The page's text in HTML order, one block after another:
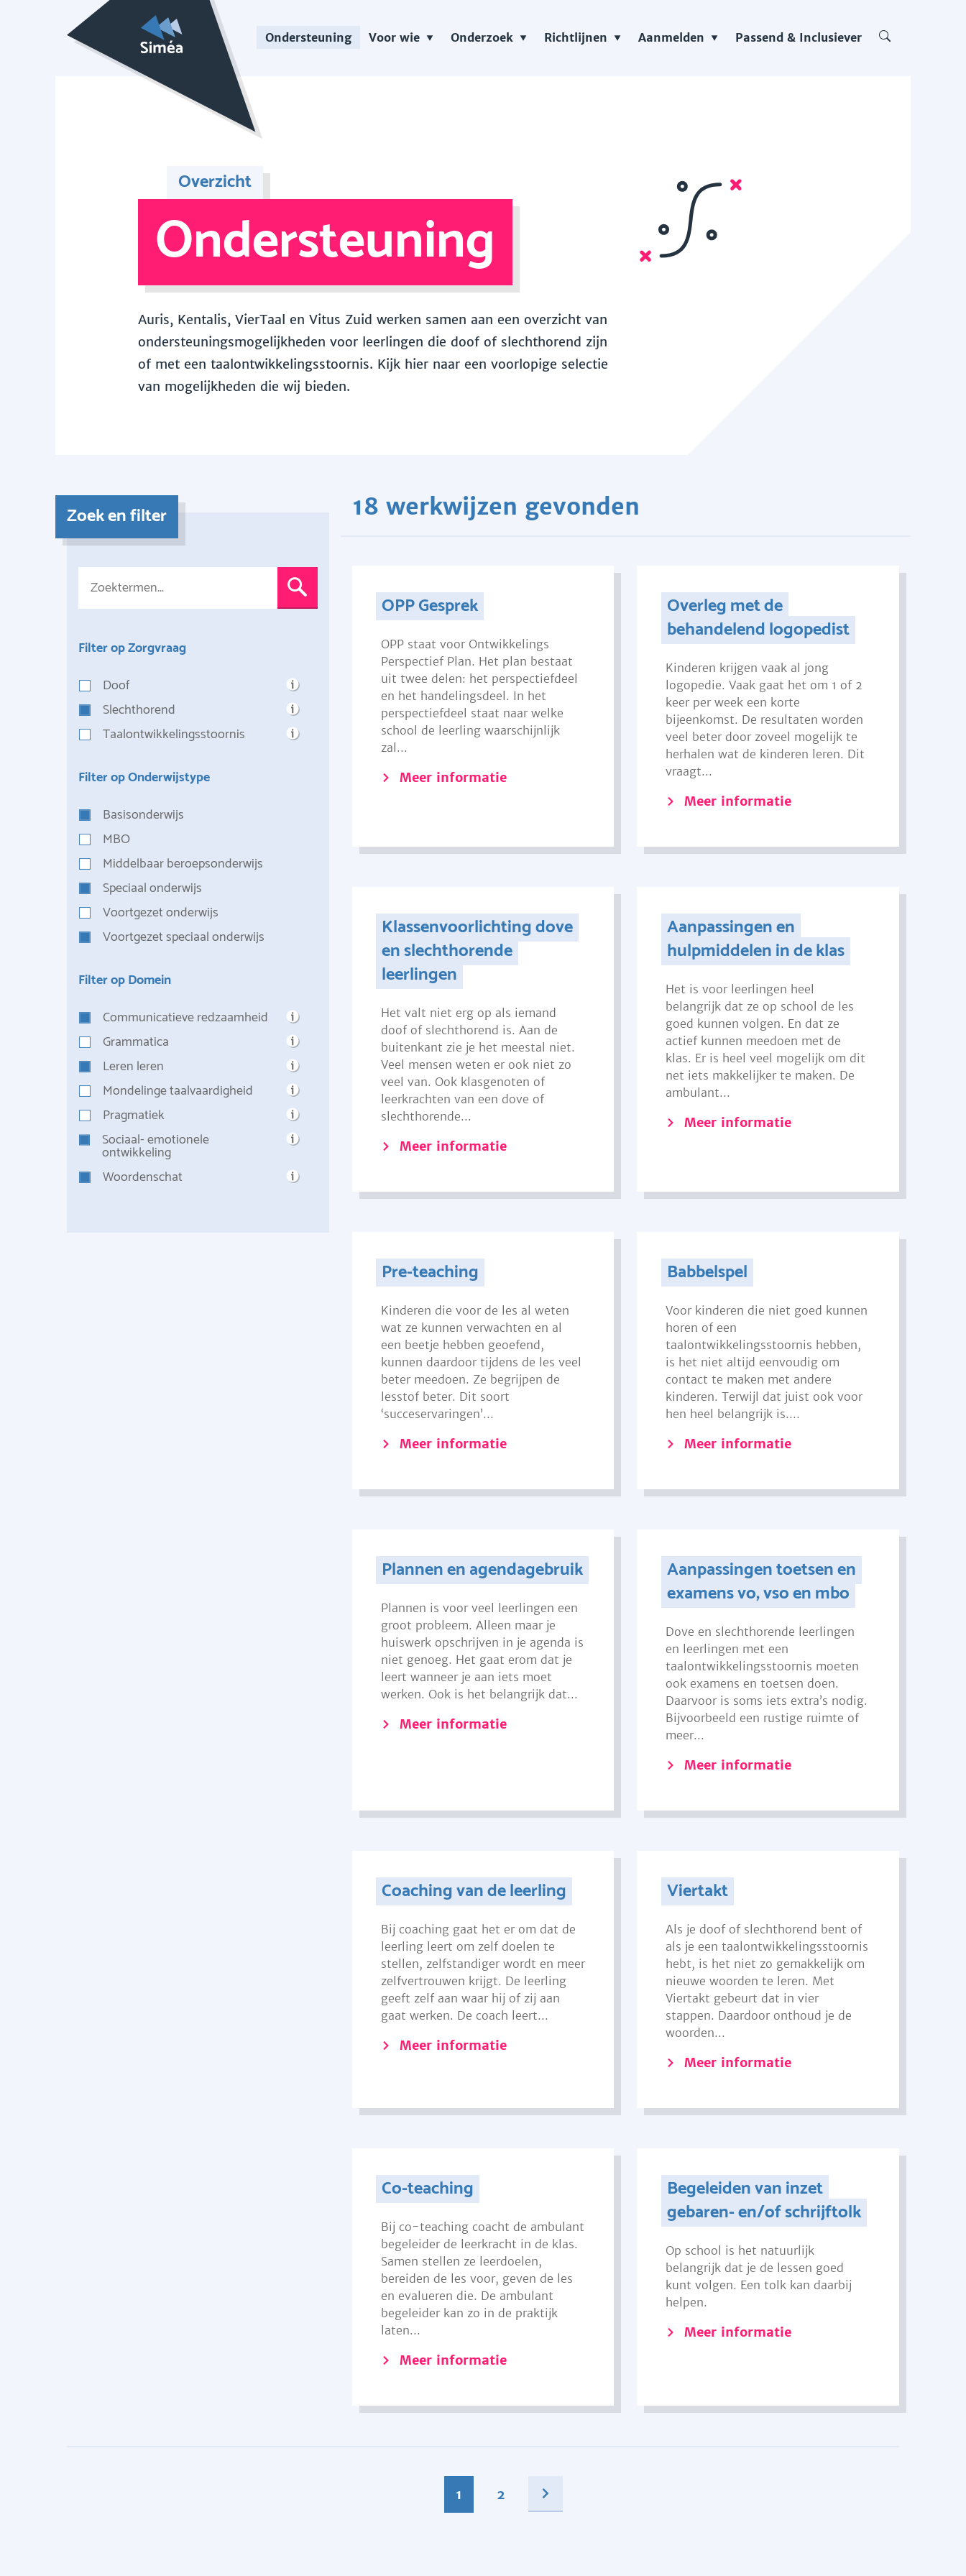
Ondersteuning Voor wie Onderzoek Richtlijnen Aanmelden Passend & Inclusiever
Overzicht
Ondersteuning
Auris, Kentalis, VierTaal en Vitus Zuid werken samen aan een overzicht van
ondersteuningsmogelijkheden voor leerlingen die doof of slechthorend zijn
of met een taalontwikkelingsstoornis. Kijk hier naar een voorlopige selectie
van mogelijkheden die wij bieden.
Zoek en filter
Filter op Zorgvraag
Doof
Slechthorend
Taalontwikkelingsstoornis
Filter op Onderwijstype
Basisonderwijs
MBO
Middelbaar beroepsonderwijs
Speciaal onderwijs
Voortgezet onderwijs
Voortgezet speciaal onderwijs
Filter op Domein
Communicatieve redzaamheid
Grammatica
Leren leren
Mondelinge taalvaardigheid
Pragmatiek
Sociaal- emotionele
ontwikkeling
Woordenschat
18 werkwijzen gevonden
OPP Gesprek
OPP staat voor Ontwikkelings
Perspectief Plan. Het plan bestaat
uit twee delen: het perspectiefdeel
en het handelingsdeel. In het
perspectiefdeel staat naar welke
school de leerling waarschijnlijk
zal...
Meer informatie
Overleg met de
behandelend logopedist
Kinderen krijgen vaak al jong
logopedie. Vaak gaat het om 1 of 2
keer per week een korte
bijeenkomst. De resultaten worden
veel beter door zoveel mogelijk te
herhalen wat de kinderen leren. Dit
vraagt...
Meer informatie
Klassenvoorlichting dove
en slechthorende
leerlingen
Het valt niet erg op als iemand
doof of slechthorend is. Aan de
buitenkant zie je het meestal niet.
Veel mensen weten er ook niet zo
veel van. Ook klasgenoten of
leerkrachten van een dove of
slechthorende...
Meer informatie
Aanpassingen en
hulpmiddelen in de klas
Het is voor leerlingen heel
belangrijk dat ze op school de les
goed kunnen volgen. En dat ze
actief kunnen meedoen met de
klas. Er is heel veel mogelijk om dit
net iets makkelijker te maken. De
ambulant...
Meer informatie
Pre-teaching
Kinderen die voor de les al weten
wat ze kunnen verwachten en al
een beetje hebben geoefend,
kunnen daardoor tijdens de les veel
beter meedoen. Ze begrijpen de
lesstof beter. Dit soort
‘succeservaringen’...
Meer informatie
Babbelspel
Voor kinderen die niet goed kunnen
horen of een
taalontwikkelingsstoornis hebben,
is het niet altijd eenvoudig om
contact te maken met andere
kinderen. Terwijl dat juist ook voor
hen heel belangrijk is....
Meer informatie
Plannen en agendagebruik
Plannen is voor veel leerlingen een
groot probleem. Alleen maar je
huiswerk opschrijven in je agenda is
niet genoeg. Het gaat erom dat je
leert wanneer je aan iets moet
werken. Ook is het belangrijk dat...
Meer informatie
Aanpassingen toetsen en
examens vo, vso en mbo
Dove en slechthorende leerlingen
en leerlingen met een
taalontwikkelingsstoornis moeten
ook examens en toetsen doen.
Daarvoor is soms iets extra’s nodig.
Bijvoorbeeld een rustige ruimte of
meer...
Meer informatie
Coaching van de leerling
Bij coaching gaat het er om dat de
leerling leert om zelf doelen te
stellen, zelfstandiger wordt en meer
zelfvertrouwen krijgt. De leerling
geeft zelf aan waar hij of zij aan
gaat werken. De coach leert...
Meer informatie
Viertakt
Als je doof of slechthorend bent of
als je een taalontwikkelingsstoornis
hebt, is het niet zo gemakkelijk om
nieuwe woorden te leren. Met
Viertakt gebeurt dat in vier
stappen. Daardoor onthoud je de
woorden...
Meer informatie
Co-teaching
Bij co-teaching coacht de ambulant
begeleider de leerkracht in de klas.
Samen stellen ze leerdoelen,
bereiden de les voor, geven de les
en evalueren die. De ambulant
begeleider kan zo in de praktijk
laten...
Meer informatie
Begeleiden van inzet
gebaren- en/of schrijftolk
Op school is het natuurlijk
belangrijk dat je de lessen goed
kunt volgen. Een tolk kan daarbij
helpen.
Meer informatie
1 2